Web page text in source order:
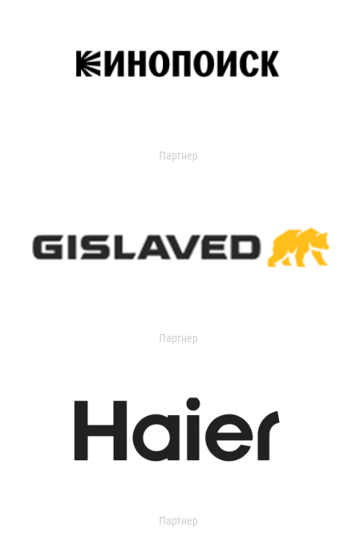
Партнер
Партнер
Партнер